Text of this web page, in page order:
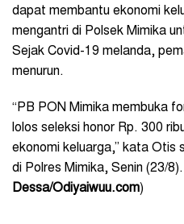
dapat membantu ekonomi
mengantri di Polsek Mimika
Sejak Covid-19 melanda,
menurun.
“PB PON Mimika membuka
lolos seleksi honor Rp. 300
ekonomi keluarga,” kata Otis
di Polres Mimika, Senin (23/8).
Dessa/Odiyaiwuu.com)